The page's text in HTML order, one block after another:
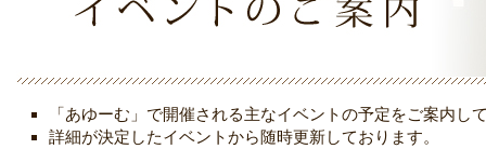
「あゆーむ」で開催される主なイベントの予定をご案内し
詳細が決定したイベントから随時更新しております。
04:00